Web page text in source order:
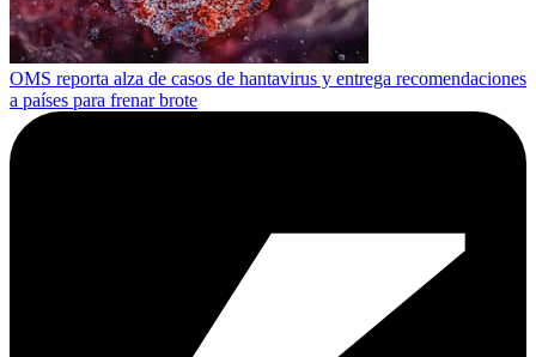
OMS reporta alza de casos de hantavirus y entrega recomendaciones
a países para frenar brote